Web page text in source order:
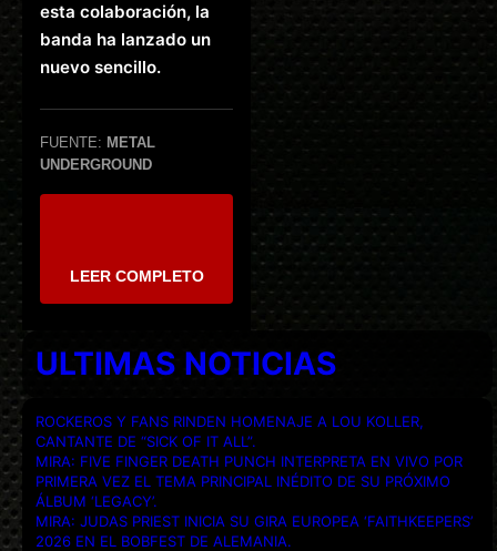
esta colaboración, la
banda ha lanzado un
nuevo sencillo.
FUENTE: METAL
UNDERGROUND
LEER COMPLETO
ULTIMAS NOTICIAS
ROCKEROS Y FANS RINDEN HOMENAJE A LOU KOLLER,
CANTANTE DE “SICK OF IT ALL”.
MIRA: FIVE FINGER DEATH PUNCH INTERPRETA EN VIVO POR
PRIMERA VEZ EL TEMA PRINCIPAL INÉDITO DE SU PRÓXIMO
ÁLBUM ‘LEGACY’.
MIRA: JUDAS PRIEST INICIA SU GIRA EUROPEA ‘FAITHKEEPERS’
2026 EN EL BOBFEST DE ALEMANIA.